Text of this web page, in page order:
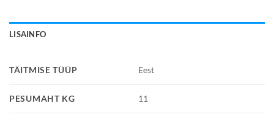
LISAINFO
TÄITMISE TÜÜP Eest
PESUMAHT KG 11